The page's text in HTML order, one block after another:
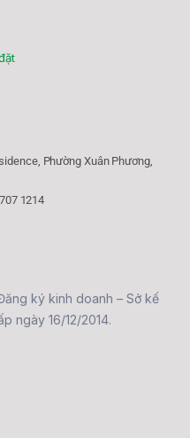
Phường Xuân Phương,
1214
ký kinh doanh – Sở kế
ngày 16/12/2014.